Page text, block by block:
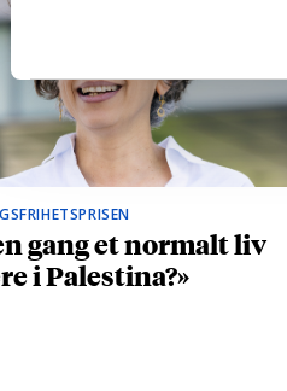
gang et normalt liv
i Palestina?»